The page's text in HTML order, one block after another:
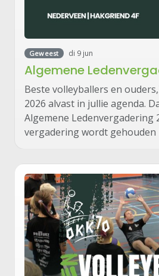
Geweest di 9 jun
Algemene
Beste volleyballers en
2026 alvast in jullie agenda.
Algemene Ledenvergadering
vergadering wordt